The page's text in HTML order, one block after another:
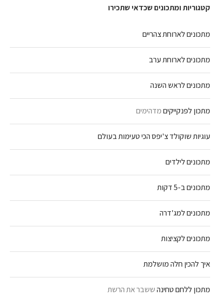
קטגוריות ומתכונים שכדאי שתכירו
מתכונים לארוחת צהריים
מתכונים לארוחת ערב
מתכונים לראש השנה
מתכון לפנקייקיםמדהימים
עוגיות שוקולד צ'יפס הכי טעימות בעולם
מתכונים לילדים
מתכונים ב-5 דקות
מתכונים למג'דרה
מתכונים לקציצות
איך להכין חלה מושלמת
מתכון ללחם טחינהששבר את הרשת